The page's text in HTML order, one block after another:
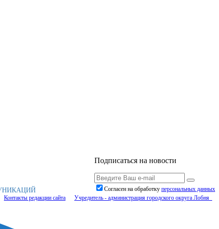
Подписаться на новости
Согласен на обработку персональныx данных
Контакты редакции сайта Учредитель - администрация городского округа Лобня